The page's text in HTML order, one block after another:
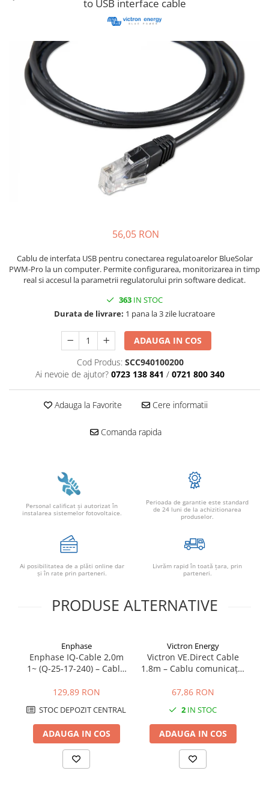
Cabluri semnalizare si control
Conductori flexibili cupru
Conductori rigizi
Conductori rigizi cupru
Cabluri alarma
Cabluri boxe
Cabluri semnalizare si control
to USB interface cable
56,05 RON
Cablu de interfata USB pentru conectarea regulatoarelor BlueSolar
PWM-Pro la un computer. Permite configurarea, monitorizarea in timp
real si accesul la parametrii regulatorului prin software dedicat.
363 IN STOC
Durata de livrare: 1 pana la 3 zile lucratoare
ADAUGA IN COS
Cod Produs: SCC940100200
Ai nevoie de ajutor? 0723 138 841 / 0721 800 340
Adauga la Favorite Cere informatii
Comanda rapida
Personal calificat şi autorizat în
instalarea sistemelor fotovoltaice.
Perioada de garantie este standard
de 24 luni de la achizitionarea
produselor.
Ai posibilitatea de a plăti online dar
şi în rate prin parteneri.
Livrăm rapid în toată țara, prin
parteneri.
PRODUSE ALTERNATIVE
Enphase
Enphase IQ-Cable 2,0m
1~ (Q-25-17-240) – Cablu
Microinvertoare Enphase
129,89 RON
STOC DEPOZIT CENTRAL
ADAUGA IN COS
Victron Energy
Victron VE.Direct Cable
1.8m – Cablu comunicație
BMS | 1.8 metri
67,86 RON
2 IN STOC
ADAUGA IN COS